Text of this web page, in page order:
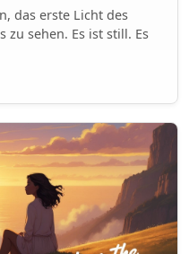
das erste Licht des
zu sehen. Es ist still. Es